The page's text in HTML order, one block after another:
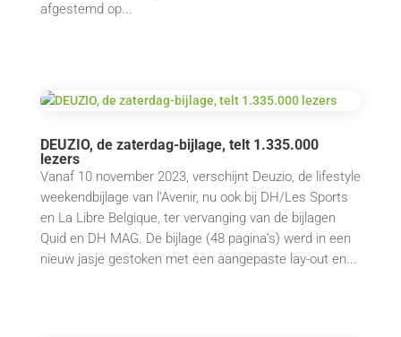
afgestemd op...
DEUZIO, de zaterdag-bijlage, telt 1.335.000
lezers
Vanaf 10 november 2023, verschijnt Deuzio, de lifestyle
weekendbijlage van l’Avenir, nu ook bij DH/Les Sports
en La Libre Belgique, ter vervanging van de bijlagen
Quid en DH MAG. De bijlage (48 pagina’s) werd in een
nieuw jasje gestoken met een aangepaste lay-out en...